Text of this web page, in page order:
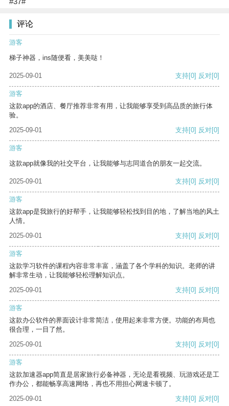
评论
游客
梯子神器，ins随便看，美美哒！
2025-09-01 支持[0] 反对[0]
游客
这款app的酒店、餐厅推荐非常有用，让我能够享受到高品质的旅行体
验。
2025-09-01
支持[0] 反对[0]
游客
这款app就像我的社交平台，让我能够与志同道合的朋友一起交流。
2025-09-01 支持[0] 反对[0]
游客
这款app是我旅行的好帮手，让我能够轻松找到目的地，了解当地的风土
人情。
2025-09-01
支持[0] 反对[0]
游客
这款学习软件的课程内容非常丰富，涵盖了各个学科的知识。老师的讲
解非常生动，让我能够轻松理解知识点。
2025-09-01
支持[0] 反对[0]
游客
这款办公软件的界面设计非常简洁，使用起来非常方便。功能的布局也
很合理，一目了然。
2025-09-01
支持[0] 反对[0]
游客
这款加速器app简直是居家旅行必备神器，无论是看视频、玩游戏还是工
作办公，都能畅享高速网络，再也不用担心网速卡顿了。
2025-09-01
支持[0] 反对[0]